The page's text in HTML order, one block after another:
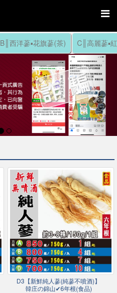
B║西洋蔘▪花旗蔘(茶) C║高麗蔘▪
D3【新鮮純人蔘(純蔘不噴酒)】
韓庄の錦山✔6年根(食品)